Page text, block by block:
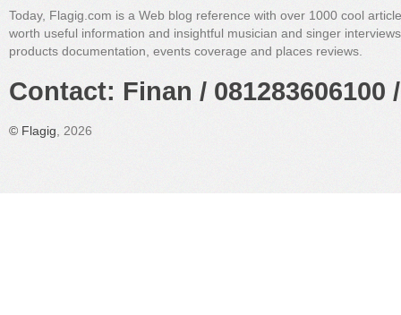
Today, Flagig.com is a Web blog reference with over 1000 cool
worth useful information and insightful musician and singer
products documentation, events coverage and places reviews.
Contact: Finan /
© Flagig , 2026